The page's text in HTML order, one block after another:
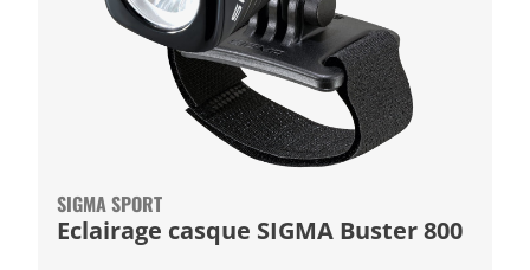
SIGMA SPORT
Eclairage casque SIGMA Buster 800